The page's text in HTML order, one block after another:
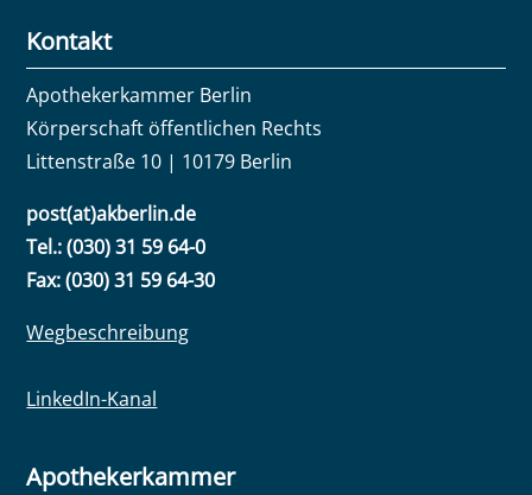
Kontakt
Apothekerkammer Berlin
Körperschaft öffentlichen Rechts
Littenstraße 10 | 10179 Berlin
post(at)akberlin.de
Tel.: (030) 31 59 64-0
Fax: (030) 31 59 64-30
Wegbeschreibung
LinkedIn-Kanal
Apothekerkammer